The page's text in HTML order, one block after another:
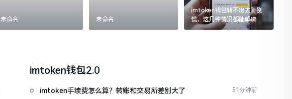
未命名 未命名
imtoken钱包转不出去？别
慌，这几种情况都能解决
imtoken钱包2.0
imtoken手续费怎么算？转账和交易所差别大了 51分钟前